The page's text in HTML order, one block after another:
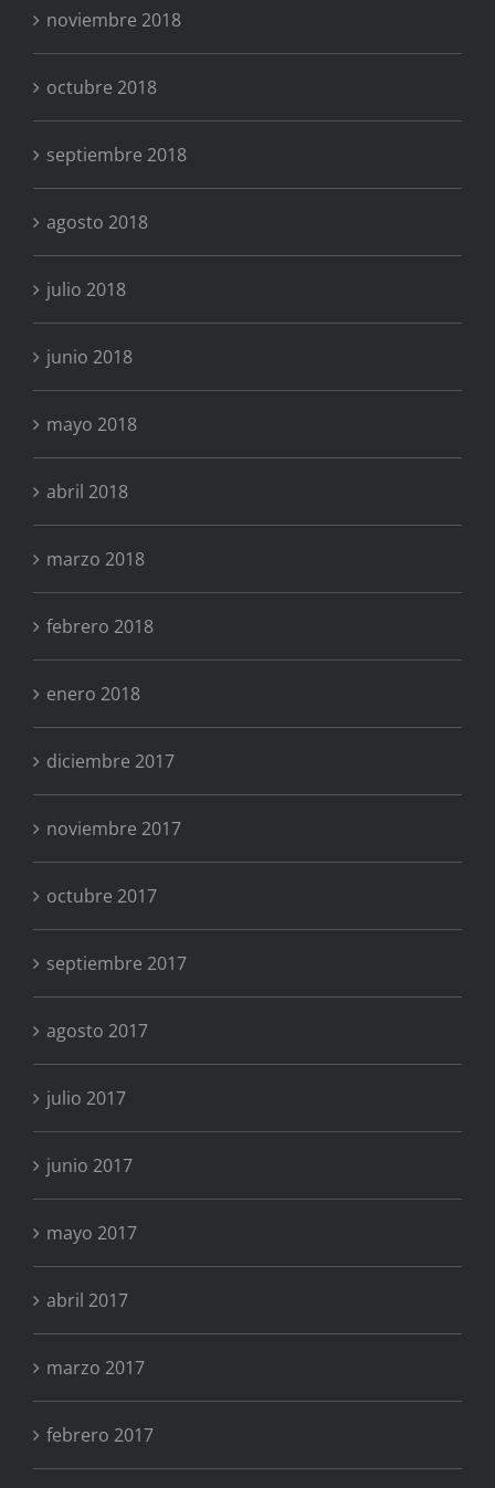
noviembre 2018
octubre 2018
septiembre 2018
agosto 2018
julio 2018
junio 2018
mayo 2018
abril 2018
marzo 2018
febrero 2018
enero 2018
diciembre 2017
noviembre 2017
octubre 2017
septiembre 2017
agosto 2017
julio 2017
junio 2017
mayo 2017
abril 2017
marzo 2017
febrero 2017